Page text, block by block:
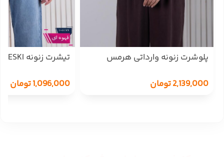
پلوشرت زنونه وارداتی هرمس
2,139,000تومان
تیشرت زنونه FREEDOM/HESKI
1,096,000تومان